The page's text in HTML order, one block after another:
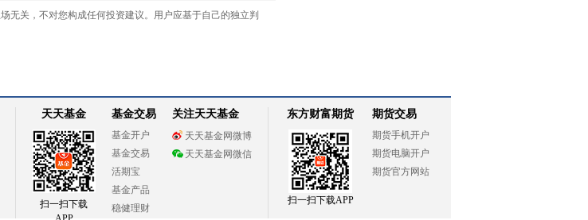
天天基金
扫一扫下载
基金交易
基金开户
基金交易
活期宝
基金产品
稳健理财
关注天天基金
天天基金网微博
天天基金网微信
东方财富期货
扫一扫下载APP
期货交易
期货手机开户
期货电脑开户
期货官方网站